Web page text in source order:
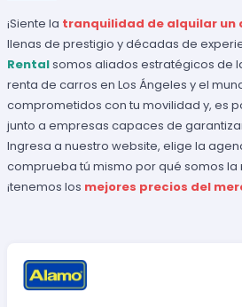
¡Siente la tranquilidad de alquilar un
llenas de prestigio y décadas de
Rentalsomos aliados estratégicos de
renta de carros en Los Ángeles y el
comprometidos con tu movilidad y, es
junto a empresas capaces de
Ingresa a nuestro website, elige la
comprueba tú mismo por qué somos la
¡tenemos los mejores precios del